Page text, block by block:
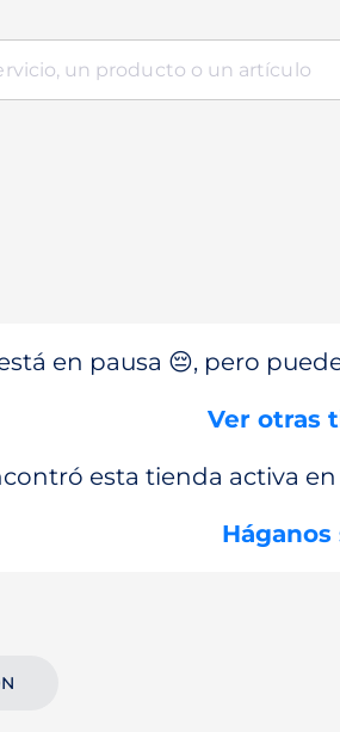
en pausa 😔, pero
Ver otras
esta tienda activa
Háganos